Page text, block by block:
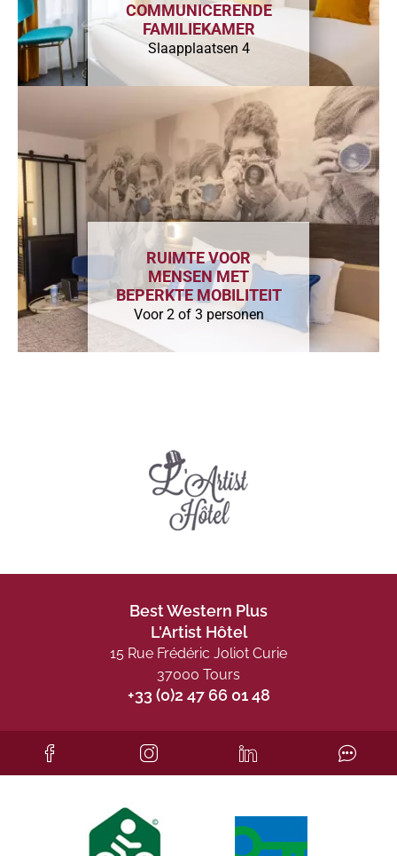
COMMUNICERENDE
FAMILIEKAMER
Slaapplaatsen 4
RUIMTE VOOR
MENSEN MET
BEPERKTE MOBILITEIT
Voor 2 of 3 personen
Best Western Plus
L'Artist Hôtel
15 Rue Frédéric Joliot Curie
37000 Tours
+33 (0)2 47 66 01 48